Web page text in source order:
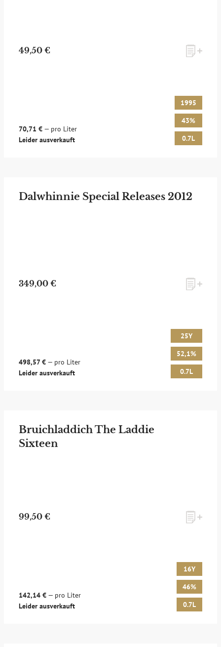
49,50 €
70,71 € — pro Liter
Leider ausverkauft
1995
43%
0.7L
Dalwhinnie Special Releases 2012
349,00 €
498,57 € — pro Liter
Leider ausverkauft
25Y
52,1%
0.7L
Bruichladdich The Laddie
Sixteen
99,50 €
142,14 € — pro Liter
Leider ausverkauft
16Y
46%
0.7L